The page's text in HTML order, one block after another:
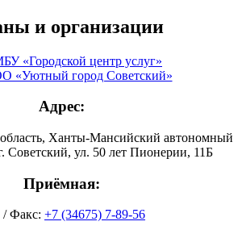
и организации
«Городской центр услуг»
«Уютный город Советский»
Адрес:
Ханты-Мансийский автономный
ул. 50 лет Пионерии, 11Б
Приёмная:
/ Факс: +7 (34675) 7-89-56